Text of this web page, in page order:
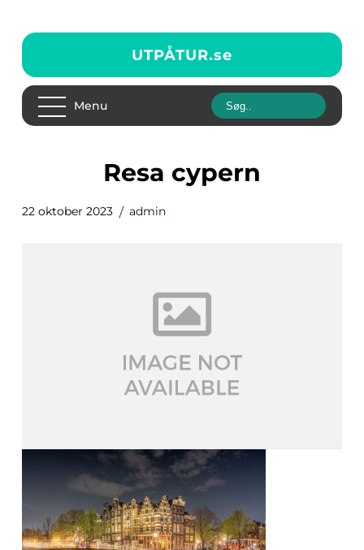
UTPÅTUR.se
Menu
resa cypern
22 oktober 2023 admin